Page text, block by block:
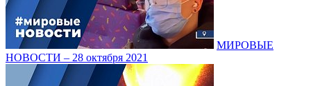
МИРОВЫЕ
НОВОСТИ – 28 октября 2021